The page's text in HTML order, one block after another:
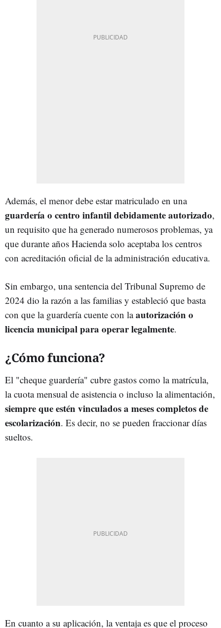
Además, el menor debe estar matriculado en una
guardería o centro infantil debidamente autorizado,
un requisito que ha generado numerosos problemas, ya
que durante años Hacienda solo aceptaba los centros
con acreditación oficial de la administración educativa.
Sin embargo, una sentencia del Tribunal Supremo de
2024 dio la razón a las familias y estableció que basta
con que la guardería cuente con laautorización o
licencia municipal para operar legalmente.
¿Cómo funciona?
El "cheque guardería" cubre gastos como la matrícula,
la cuota mensual de asistencia o incluso la alimentación,
siempre que estén vinculados a meses completos de
escolarización. Es decir, no se pueden fraccionar días
sueltos.
En cuanto a su aplicación, la ventaja es que el proceso